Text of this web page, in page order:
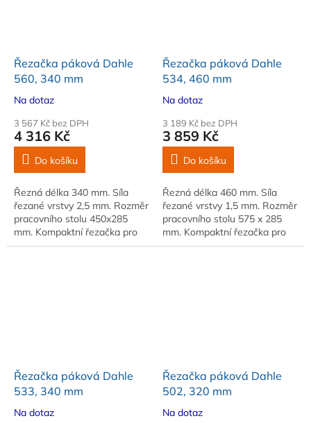
Řezačka páková Dahle
560, 340 mm
Na dotaz
3 567 Kč bez DPH
4 316 Kč
Do košíku
Řezná délka 340 mm. Síla
řezané vrstvy 2,5 mm. Rozměr
pracovního stolu 450x285
mm. Kompaktní řezačka pro
kutily a začátečníky
Řezačka páková Dahle
534, 460 mm
Na dotaz
3 189 Kč bez DPH
3 859 Kč
Do košíku
Řezná délka 460 mm. Síla
řezané vrstvy 1,5 mm. Rozměr
pracovního stolu 575 x 285
mm. Kompaktní řezačka pro
kutily a začátečníky.
Řezačka páková Dahle
533, 340 mm
Na dotaz
Řezačka páková Dahle
502, 320 mm
Na dotaz